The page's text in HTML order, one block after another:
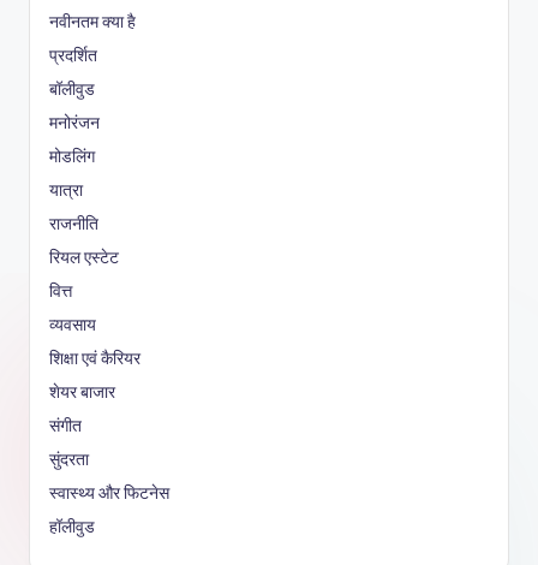
नवीनतम क्या है
प्रदर्शित
बॉलीवुड
मनोरंजन
मोडलिंग
यात्रा
राजनीति
रियल एस्टेट
वित्त
व्यवसाय
शिक्षा एवं कैरियर
शेयर बाजार
संगीत
सुंदरता
स्वास्थ्य और फिटनेस
हॉलीवुड